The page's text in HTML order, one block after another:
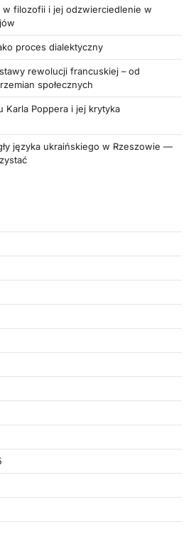
w filozofii i jej odzwierciedlenie w
proces dialektyczny
rewolucji francuskiej – od
społecznych
Karla Poppera i jej krytyka
języka ukraińskiego w Rzeszowie —